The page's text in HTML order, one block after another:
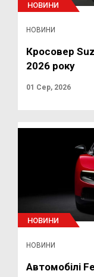
НОВИНИ
НОВИНИ
Кросовер
2026 року
01 Сер, 2026
НОВИНИ
НОВИНИ
Автомобілі